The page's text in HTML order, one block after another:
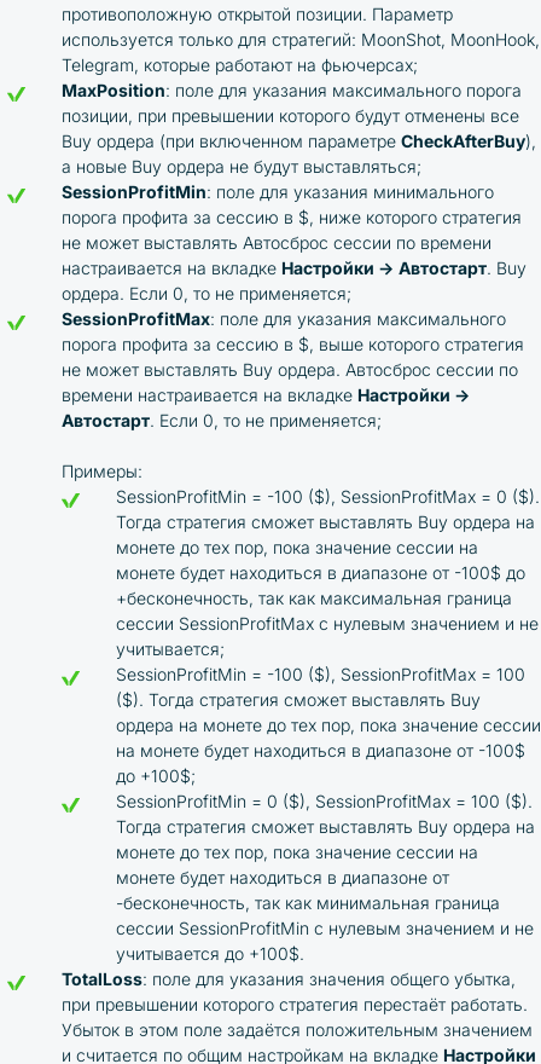
противоположную открытой позиции. Параметр
используется только для стратегий: MoonShot, MoonHook,
Telegram, которые работают на фьючерсах;
MaxPosition: поле для указания максимального порога
позиции, при превышении которого будут отменены все
Buy ордера (при включенном параметре CheckAfterBuy),
а новые Buy ордера не будут выставляться;
SessionProfitMin: поле для указания минимального
порога профита за сессию в $, ниже которого стратегия
не может выставлять Автосброс сессии по времени
настраивается на вкладке Настройки → Автостарт. Buy
ордера. Если 0, то не применяется;
SessionProfitMax: поле для указания максимального
порога профита за сессию в $, выше которого стратегия
не может выставлять Buy ордера. Автосброс сессии по
времени настраивается на вкладке Настройки →
Автостарт. Если 0, то не применяется;
Примеры:
SessionProfitMin = -100 ($), SessionProfitMax = 0 ($).
Тогда стратегия сможет выставлять Buy ордера на
монете до тех пор, пока значение сессии на
монете будет находиться в диапазоне от -100$ до
+бесконечность, так как максимальная граница
сессии SessionProfitMax с нулевым значением и не
учитывается;
SessionProfitMin = -100 ($), SessionProfitMax = 100
($). Тогда стратегия сможет выставлять Buy
ордера на монете до тех пор, пока значение сессии
на монете будет находиться в диапазоне от -100$
до +100$;
SessionProfitMin = 0 ($), SessionProfitMax = 100 ($).
Тогда стратегия сможет выставлять Buy ордера на
монете до тех пор, пока значение сессии на
монете будет находиться в диапазоне от
-бесконечность, так как минимальная граница
сессии SessionProfitMin с нулевым значением и не
учитывается до +100$.
TotalLoss: поле для указания значения общего убытка,
при превышении которого стратегия перестаёт работать.
Убыток в этом поле задаётся положительным значением
и считается по общим настройкам на вкладке Настройки